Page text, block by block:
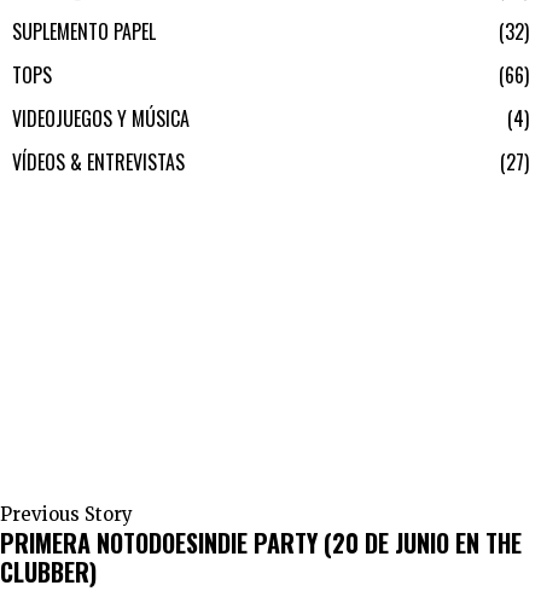
SUPLEMENTO PAPEL
32
TOPS
66
VIDEOJUEGOS Y MÚSICA
4
VÍDEOS & ENTREVISTAS
27
Previous Story
PRIMERA NOTODOESINDIE PARTY (20 DE JUNIO EN THE
CLUBBER)